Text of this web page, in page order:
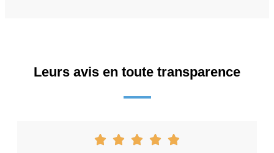
Leurs avis en toute transparence